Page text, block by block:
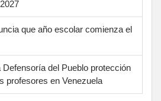
que año escolar comienza el
Defensoría del Pueblo protección
profesores en Venezuela